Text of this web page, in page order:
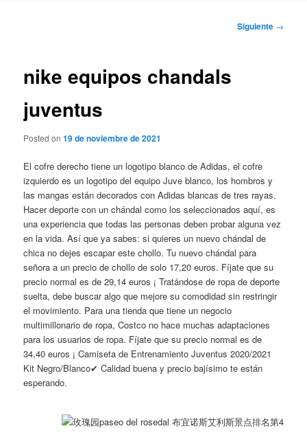
Navegación
Siguiente →
nike equipos chandals
juventus
Posted on19 de noviembre de 2021
El cofre derecho tiene un logotipo blanco de Adidas, el cofre
izquierdo es un logotipo del equipo Juve blanco, los hombros y
las mangas están decorados con Adidas blancas de tres rayas.
Hacer deporte con un chándal como los seleccionados aquí, es
una experiencia que todas las personas deben probar alguna vez
en la vida. Así que ya sabes: si quieres un nuevo chándal de
chica no dejes escapar este chollo. Tu nuevo chándal para
señora a un precio de chollo de solo 17,20 euros. Fíjate que su
precio normal es de 29,14 euros ¡ Tratándose de ropa de deporte
suelta, debe buscar algo que mejore su comodidad sin restringir
el movimiento. Para una tienda que tiene un negocio
multimillonario de ropa, Costco no hace muchas adaptaciones
para los usuarios de ropa. Fíjate que su precio normal es de
34,40 euros ¡ Camiseta de Entrenamiento Juventus 2020/2021
Kit Negro/Blanco✔ Calidad buena y precio bajísimo te están
esperando.